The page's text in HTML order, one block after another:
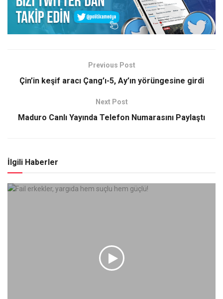
Previous Post
Çin’in keşif aracı Çang’ı-5, Ay’ın yörüngesine girdi
Next Post
Maduro Canlı Yayında Telefon Numarasını Paylaştı
İlgili Haberler